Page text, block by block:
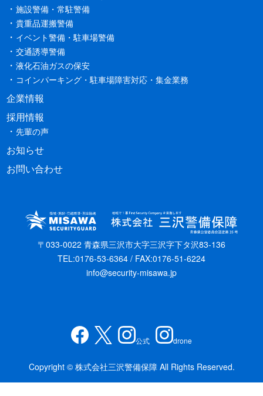
施設警備・常駐警備
貴重品運搬警備
イベント警備・駐車場警備
交通誘導警備
液化石油ガスの保安
コインパーキング・駐車場障害対応・集金業務
企業情報
採用情報
先輩の声
お知らせ
お問い合わせ
〒033-0022 青森県三沢市大字三沢字下タ沢83-136
TEL:0176-53-6364 / FAX:0176-51-6224
info@security-misawa.jp
公式 drone
Copyright © 株式会社三沢警備保障 All Rights Reserved.